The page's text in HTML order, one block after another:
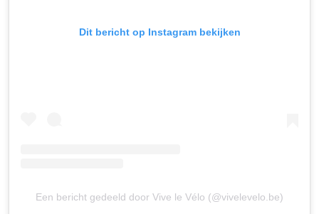
Dit bericht op Instagram bekijken
Een bericht gedeeld door Vive le Vélo (@vivelevelo.be)